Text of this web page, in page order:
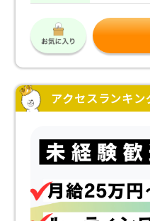
アクセスランキン